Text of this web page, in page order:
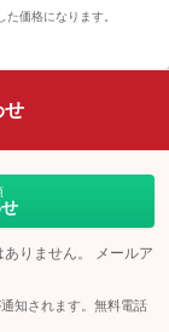
価格になります。
せ
りません。 メールア
知されます。無料電話